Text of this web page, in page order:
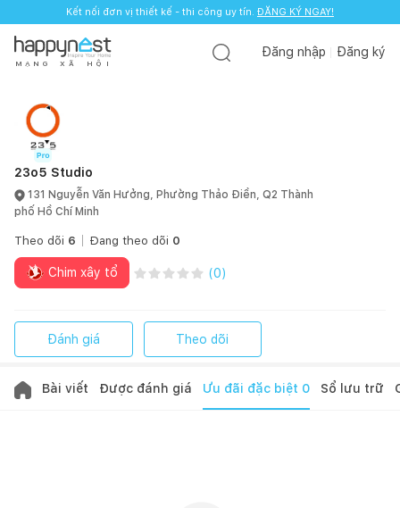
Kết nối đơn vị thiết kế - thi công uy tín. ĐĂNG KÝ NGAY!
M Ạ N G X Ã H Ộ I
Đăng nhập Đăng ký
23o5 Studio
131 Nguyễn Văn Hưởng, Phường Thảo Điền, Q2 Thành
phố Hồ Chí Minh
Theo dõi 6 Đang theo dõi 0
Chim xây tổ (0)
Đánh giá Theo dõi
Bài viết Được đánh giá Ưu đãi đặc biệt 0 Sổ lưu trữ